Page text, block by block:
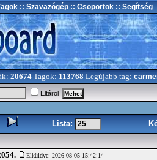
:: Szavazógép :: Csoportok :: Segítség
20674 Tagok: 113768 Legújabb tag:
Eltárol
Lista:
Elküldve: 2026-08-05 15:42:14